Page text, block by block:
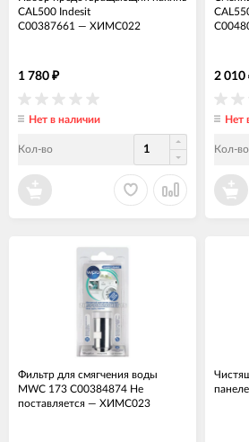
CAL500 Indesit
C00387661 — ХИМС022
1 780 ₽
Нет в наличии
Кол-во
2 010
Нет
Кол-во
Фильтр для смягчения воды
MWC 173 C00384874 Не
поставляется — ХИМС023